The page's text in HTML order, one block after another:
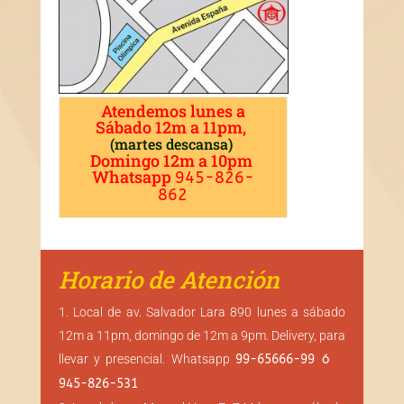
Lomo Saltado con huevo
Sazonar huevos batidos con sal, en una sartén calentar 2 cucharadas de
aceite, echar...
Atendemos lunes a
Sábado 12m a 11pm,
(martes descansa)
Domingo 12m a 10pm
Whatsapp 945-826-
862
Horario de Atención
Local de av. Salvador Lara 890 lunes a sábado
12m a 11pm, domingo de 12m a 9pm. Delivery, para
llevar y presencial. Whatsapp 99-65666-99 ó
945-826-531